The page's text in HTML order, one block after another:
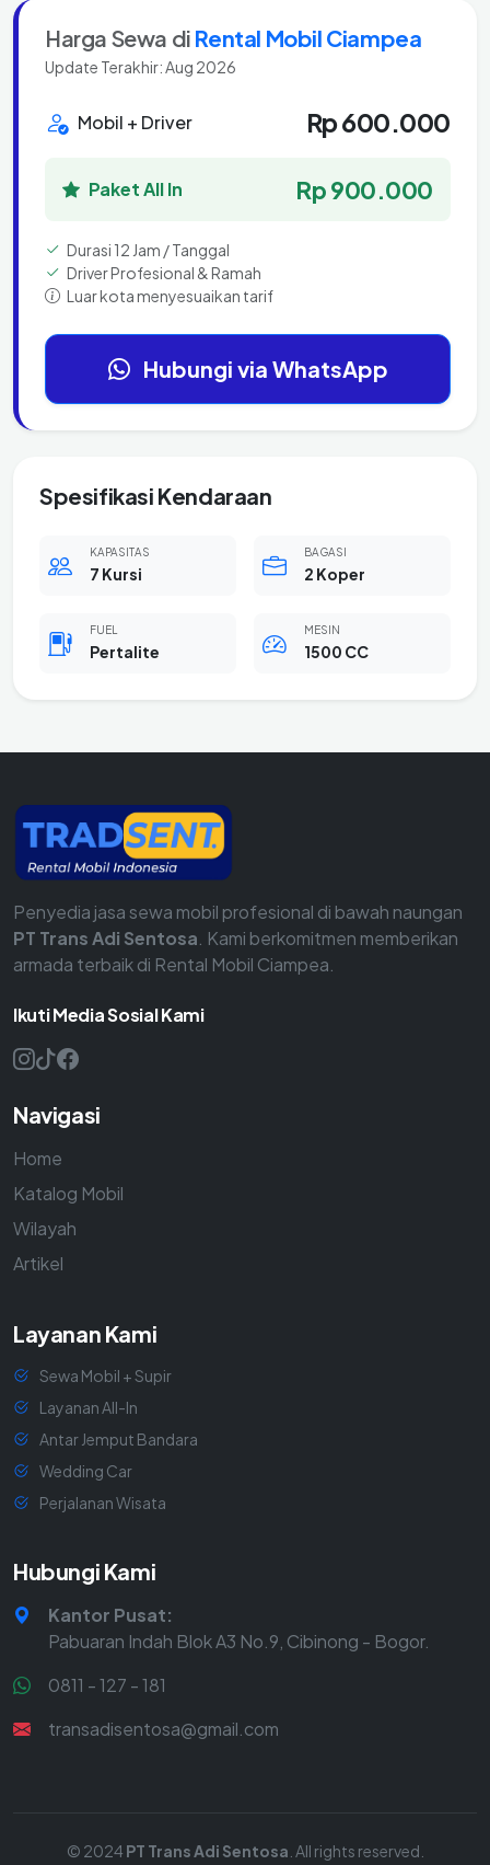
Harga Sewa di Rental Mobil Ciampea
Update Terakhir: Aug 2026
Mobil + Driver Rp 600.000
Paket All In Rp 900.000
Durasi 12 Jam / Tanggal
Driver Profesional & Ramah
Luar kota menyesuaikan tarif
Hubungi via WhatsApp
Spesifikasi Kendaraan
KAPASITAS
7 Kursi
BAGASI
2 Koper
FUEL
Pertalite
MESIN
1500 CC
Penyedia jasa sewa mobil profesional di bawah naungan
PT Trans Adi Sentosa . Kami berkomitmen memberikan
armada terbaik di Rental Mobil Ciampea.
Ikuti Media Sosial Kami
Navigasi
Home
Katalog Mobil
Wilayah
Artikel
Layanan Kami
Sewa Mobil + Supir
Layanan All-In
Antar Jemput Bandara
Wedding Car
Perjalanan Wisata
Hubungi Kami
Kantor Pusat:
Pabuaran Indah Blok A3 No.9, Cibinong - Bogor.
0811 - 127 - 181
transadisentosa@gmail.com
© 2024 PT Trans Adi Sentosa . All rights reserved.